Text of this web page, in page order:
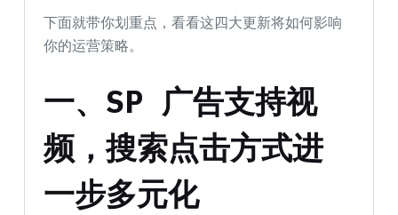
下面就带你划重点，看看这四大更新将如何影响
你的运营策略。
一、SP 广告支持视
频，搜索点击方式进
一步多元化